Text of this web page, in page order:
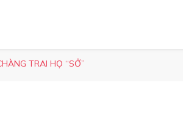
TRAI HỌ “SỞ”